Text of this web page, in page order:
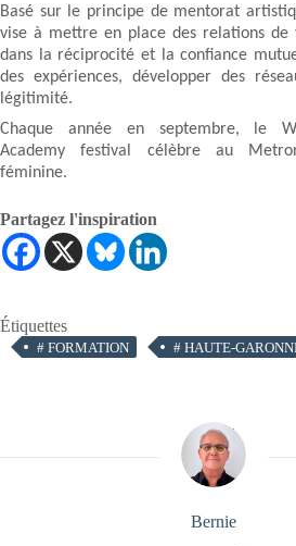
Basé sur le principe de mentorat
vise à mettre en place des relations de
dans la réciprocité et la confiance
des expériences, développer des
légitimité.
Chaque année en septembre, le
Academy festival célèbre au
féminine.
Partagez l'inspiration
Étiquettes
# FORMATION # HAUTE-
Bernie